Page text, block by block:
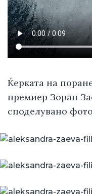
Ќерката на
премиер Зоран
споделувано